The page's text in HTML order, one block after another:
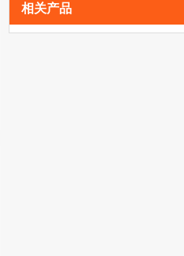
相关产品